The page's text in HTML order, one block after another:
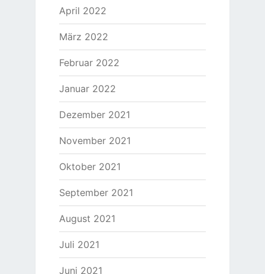
April 2022
März 2022
Februar 2022
Januar 2022
Dezember 2021
November 2021
Oktober 2021
September 2021
August 2021
Juli 2021
Juni 2021